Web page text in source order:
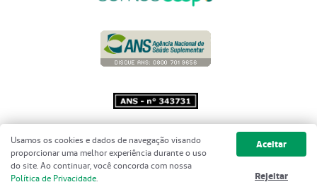
Copyright 2001 - 2026 Unimed do
Brasil - Todos os direitos reservados
Usamos os cookies e dados de navegação visando
proporcionar uma melhor experiência durante o uso
do site. Ao continuar, você concorda com nossa
Política de Privacidade.
Aceitar
Rejeitar